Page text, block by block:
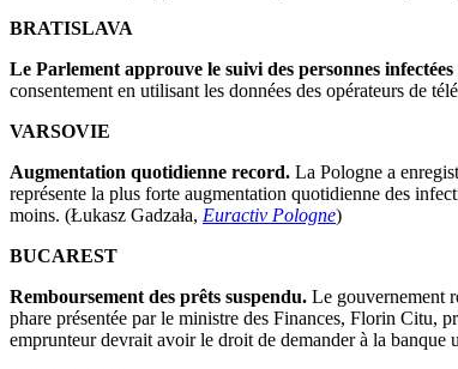
BRATISLAVA
Le Parlement approuve le suivi des personnes
consentement en utilisant les données des opérateurs de
VARSOVIE
Augmentation quotidienne record. La Pologne a
représente la plus forte augmentation quotidienne des
moins. (Łukasz Gadzała, Euractiv Pologne)
BUCAREST
Remboursement des prêts suspendu. Le gouvernement
phare présentée par le ministre des Finances, Florin Citu,
emprunteur devrait avoir le droit de demander à la banque